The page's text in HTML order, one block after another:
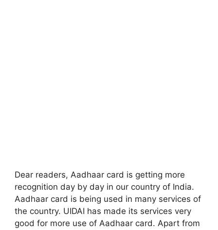
Dear readers, Aadhaar card is getting more
recognition day by day in our country of India.
Aadhaar card is being used in many services of
the country. UIDAI has made its services very
good for more use of Aadhaar card. Apart from